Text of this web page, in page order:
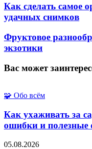
Как сделать самое
удачных снимков
Фруктовое
экзотики
Вас может
🧩 Обо всём
Как ухаживать за
ошибки и полезные
05.08.2026